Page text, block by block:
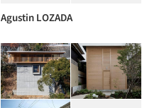
Agustin LOZADA